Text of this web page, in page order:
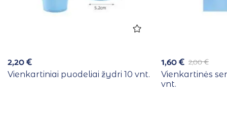
2,20€
Vienkartiniai puodeliai žydri 10 vnt.
2,00€
1,60€
Vienkartinės
vnt.